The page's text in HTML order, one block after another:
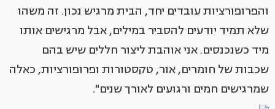
והפרופורציות עובדים יחד, הבית מרגיש נכון. זה משהו
שלא תמיד יודעים להסביר במילים, אבל מרגישים אותו
מיד כשנכנסים. אני אוהבת ליצור חללים שיש בהם
שכבות של חומרים, אור, טקסטורות ופרופורציות, כאלה
שמרגישים חמים ורגועים לאורך שנים".